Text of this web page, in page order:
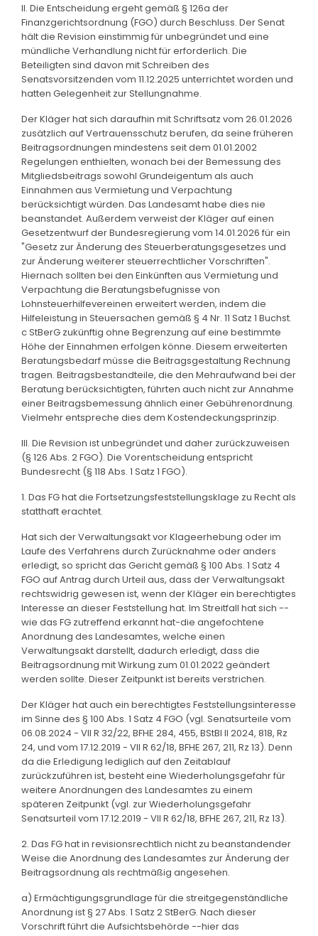
II. Die Entscheidung ergeht gemäß § 126a der
Finanzgerichtsordnung (FGO) durch Beschluss. Der Senat
hält die Revision einstimmig für unbegründet und eine
mündliche Verhandlung nicht für erforderlich. Die
Beteiligten sind davon mit Schreiben des
Senatsvorsitzenden vom 11.12.2025 unterrichtet worden und
hatten Gelegenheit zur Stellungnahme.
Der Kläger hat sich daraufhin mit Schriftsatz vom 26.01.2026
zusätzlich auf Vertrauensschutz berufen, da seine früheren
Beitragsordnungen mindestens seit dem 01.01.2002
Regelungen enthielten, wonach bei der Bemessung des
Mitgliedsbeitrags sowohl Grundeigentum als auch
Einnahmen aus Vermietung und Verpachtung
berücksichtigt würden. Das Landesamt habe dies nie
beanstandet. Außerdem verweist der Kläger auf einen
Gesetzentwurf der Bundesregierung vom 14.01.2026 für ein
"Gesetz zur Änderung des Steuerberatungsgesetzes und
zur Änderung weiterer steuerrechtlicher Vorschriften".
Hiernach sollten bei den Einkünften aus Vermietung und
Verpachtung die Beratungsbefugnisse von
Lohnsteuerhilfevereinen erweitert werden, indem die
Hilfeleistung in Steuersachen gemäß § 4 Nr. 11 Satz 1 Buchst.
c StBerG zukünftig ohne Begrenzung auf eine bestimmte
Höhe der Einnahmen erfolgen könne. Diesem erweiterten
Beratungsbedarf müsse die Beitragsgestaltung Rechnung
tragen. Beitragsbestandteile, die den Mehraufwand bei der
Beratung berücksichtigten, führten auch nicht zur Annahme
einer Beitragsbemessung ähnlich einer Gebührenordnung.
Vielmehr entspreche dies dem Kostendeckungsprinzip.
III. Die Revision ist unbegründet und daher zurückzuweisen
(§ 126 Abs. 2 FGO). Die Vorentscheidung entspricht
Bundesrecht (§ 118 Abs. 1 Satz 1 FGO).
1. Das FG hat die Fortsetzungsfeststellungsklage zu Recht als
statthaft erachtet.
Hat sich der Verwaltungsakt vor Klageerhebung oder im
Laufe des Verfahrens durch Zurücknahme oder anders
erledigt, so spricht das Gericht gemäß § 100 Abs. 1 Satz 4
FGO auf Antrag durch Urteil aus, dass der Verwaltungsakt
rechtswidrig gewesen ist, wenn der Kläger ein berechtigtes
Interesse an dieser Feststellung hat. Im Streitfall hat sich --
wie das FG zutreffend erkannt hat-die angefochtene
Anordnung des Landesamtes, welche einen
Verwaltungsakt darstellt, dadurch erledigt, dass die
Beitragsordnung mit Wirkung zum 01.01.2022 geändert
werden sollte. Dieser Zeitpunkt ist bereits verstrichen.
Der Kläger hat auch ein berechtigtes Feststellungsinteresse
im Sinne des § 100 Abs. 1 Satz 4 FGO (vgl. Senatsurteile vom
06.08.2024 - VII R 32/22, BFHE 284, 455, BStBl II 2024, 818, Rz
24, und vom 17.12.2019 - VII R 62/18, BFHE 267, 211, Rz 13). Denn
da die Erledigung lediglich auf den Zeitablauf
zurückzuführen ist, besteht eine Wiederholungsgefahr für
weitere Anordnungen des Landesamtes zu einem
späteren Zeitpunkt (vgl. zur Wiederholungsgefahr
Senatsurteil vom 17.12.2019 - VII R 62/18, BFHE 267, 211, Rz 13).
2. Das FG hat in revisionsrechtlich nicht zu beanstandender
Weise die Anordnung des Landesamtes zur Änderung der
Beitragsordnung als rechtmäßig angesehen.
a) Ermächtigungsgrundlage für die streitgegenständliche
Anordnung ist § 27 Abs. 1 Satz 2 StBerG. Nach dieser
Vorschrift führt die Aufsichtsbehörde --hier das